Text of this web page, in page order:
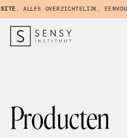
ALLES OVERZICHTELIJK,
Producten